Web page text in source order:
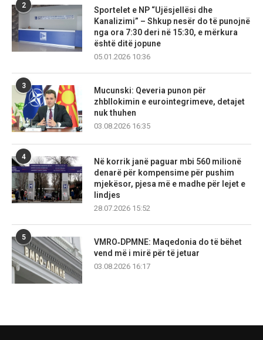
2
Sportelet e NP “Ujësjellësi dhe
Kanalizimi” – Shkup nesër do të punojnë
nga ora 7:30 deri në 15:30, e mërkura
është ditë jopune
05.01.2026 10:36
3
Mucunski: Qeveria punon për
zhbllokimin e eurointegrimeve, detajet
nuk thuhen
03.08.2026 16:35
4
Në korrik janë paguar mbi 560 milionë
denarë për kompensime për pushim
mjekësor, pjesa më e madhe për lejet e
lindjes
28.07.2026 15:52
5
VMRO‑DPMNE: Maqedonia do të bëhet
vend më i mirë për të jetuar
03.08.2026 16:17